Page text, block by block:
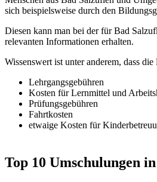
sich beispielsweise durch den
Diesen kann man bei der für Bad
relevanten Informationen erhalten.
Wissenswert ist unter anderem, dass
Lehrgangsgebühren
Kosten für Lernmittel und
Prüfungsgebühren
Fahrtkosten
etwaige Kosten für
Top 10 Umschulungen